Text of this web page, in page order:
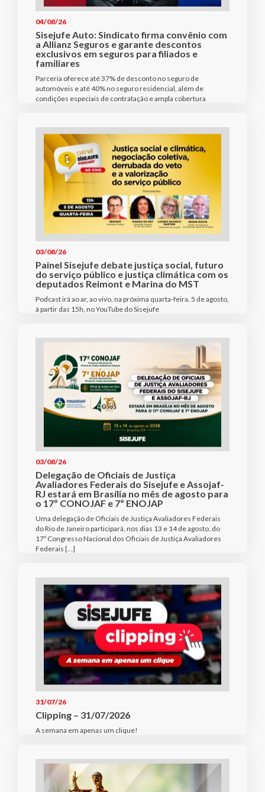
04/08/26
Sisejufe Auto: Sindicato firma convênio com
a Allianz Seguros e garante descontos
exclusivos em seguros para filiados e
familiares
Parceria oferece até 37% de desconto no seguro de
automóveis e até 40% no seguro residencial, além de
condições especiais de contratação e ampla cobertura
03/08/26
Painel Sisejufe debate justiça social, futuro
do serviço público e justiça climática com os
deputados Reimont e Marina do MST
Podcast irá ao ar, ao vivo, na próxima quarta-feira, 5 de agosto,
à partir das 15h, no YouTube do Sisejufe
03/08/26
Delegação de Oficiais de Justiça
Avaliadores Federais do Sisejufe e Assojaf-
RJ estará em Brasília no mês de agosto para
o 17º CONOJAF e 7º ENOJAP
Uma delegação de Oficiais de Justiça Avaliadores Federais
do Rio de Janeiro participará, nos dias 13 e 14 de agosto, do
17º Congresso Nacional dos Oficiais de Justiça Avaliadores
Federais […]
31/07/26
Clipping – 31/07/2026
A semana em apenas um clique!